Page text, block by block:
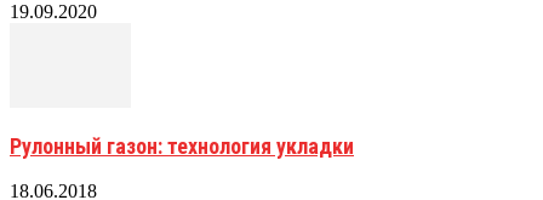
19.09.2020
Рулонный газон: технология укладки
18.06.2018